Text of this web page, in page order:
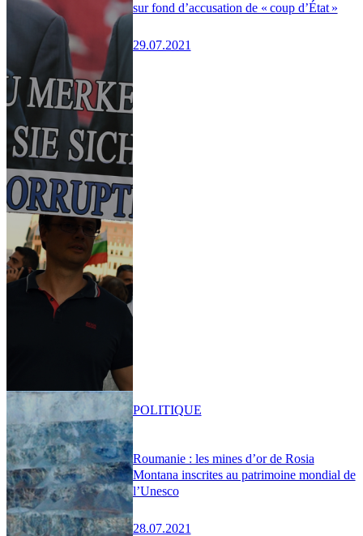
sur fond d’accusation de « coup d’État »
29.07.2021
Roumanie : les mines d’or de Rosia
Montana inscrites au patrimoine mondial de
l’Unesco
28.07.2021
POLITIQUE